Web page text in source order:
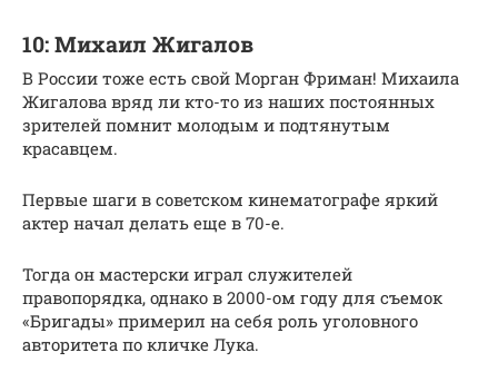
10: Михаил Жигалов
В России тоже есть свой Морган Фриман! Михаила
Жигалова вряд ли кто-то из наших постоянных
зрителей помнит молодым и подтянутым
красавцем.
Первые шаги в советском кинематографе яркий
актер начал делать еще в 70-е.
Тогда он мастерски играл служителей
правопорядка, однако в 2000-ом году для съемок
«Бригады» примерил на себя роль уголовного
авторитета по кличке Лука.